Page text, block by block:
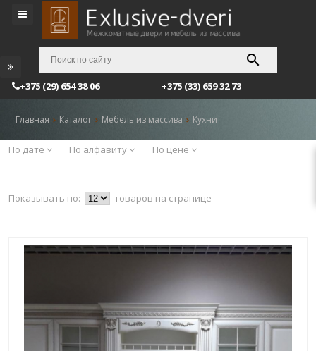
+375 (29) 654 38 06 +375 (33) 659 32 73
Главная Каталог Мебель из массива Кухни
По дате По алфавиту По цене
Показывать по: товаров на странице